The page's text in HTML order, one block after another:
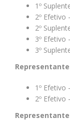
1º
2º Efetivo
2º
3º Efetivo
3º
1º Efetivo
2º Efetivo